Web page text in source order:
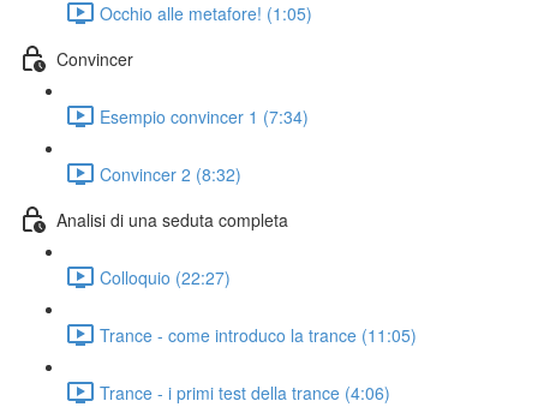
Occhio alle metafore! (1:05)
Convincer
Esempio convincer 1 (7:34)
Convincer 2 (8:32)
Analisi di una seduta completa
Colloquio (22:27)
Trance - come introduco la trance (11:05)
Trance - i primi test della trance (4:06)